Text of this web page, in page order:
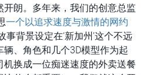
朗。多年来，我们的创意总监
一个以追求速度与激情的网约
事背景设定在‘新加州’这个不远
、角色和几个3D模型作为起
换成一位痴迷速度的外卖送餐